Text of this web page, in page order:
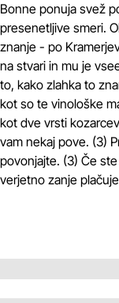
Bonne ponuja svež
presenetljive smeri.
znanje - po
na stvari in mu je
to, kako zlahka to
kot so te vinološke
kot dve vrsti
vam nekaj pove. (3)
povonjajte. (3) Če
verjetno zanje